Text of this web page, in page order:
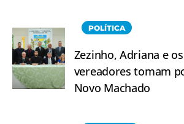
POLÍTICA
Zezinho, Adriana e
vereadores tomam
Novo Machado